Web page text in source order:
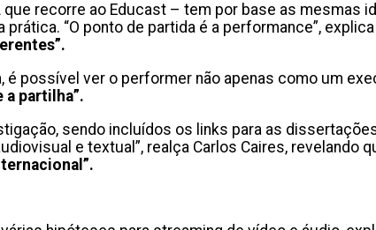
recorre ao Educast – tem por base as mesmas
“O ponto de partida é a performance”,
possível ver o performer não apenas como um
a partilha”.
sendo incluídos os links para as
e textual”, realça Carlos Caires, revelando